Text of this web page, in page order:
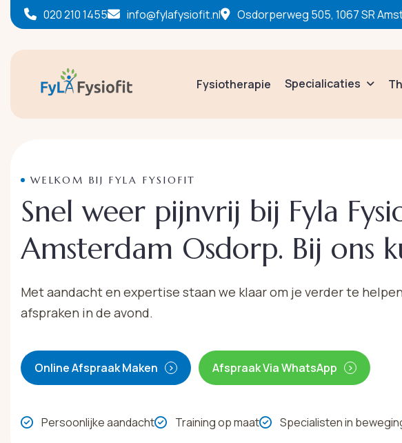
020 210 1455 info@fylafysiofit.nl Osdorperweg 505, 1067 SR
Fysiotherapie Specialicaties
WELKOM BIJ FYLA FYSIOFIT
Snel weer pijnvrij bij Fyla
Amsterdam Osdorp. Bij ons
Met aandacht en expertise staan we klaar om je verder te
afspraken in de avond.
Online Afspraak Maken Afspraak Via WhatsApp
Persoonlijke aandacht Training op maat Specialisten in